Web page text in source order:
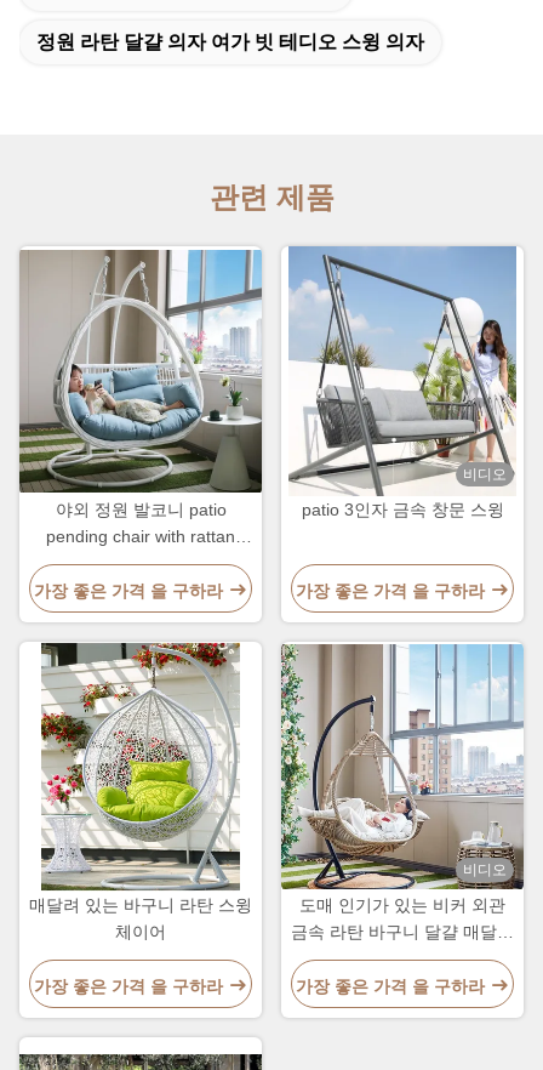
정원 라탄 달걀 의자 여가 빗 테디오 스윙 의자
관련 제품
야외 정원 발코니 patio
pending chair with rattan
furniture customized color 야
외 정원 발코니 patio pending
chair with rattan furniture 커
스터마이즈 된 색상
가장 좋은 가격 을 구하라
비디오
patio 3인자 금속 창문 스윙
가장 좋은 가격 을 구하라
매달려 있는 바구니 라탄 스윙
체이어
가장 좋은 가격 을 구하라
비디오
도매 인기가 있는 비커 외관
금속 라탄 바구니 달걀 매달린
의자
가장 좋은 가격 을 구하라